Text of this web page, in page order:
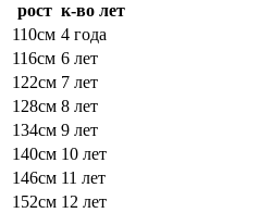
рост к-во лет
110см 4 года
116см 6 лет
122см 7 лет
128см 8 лет
134см 9 лет
140см 10 лет
146см 11 лет
152см 12 лет